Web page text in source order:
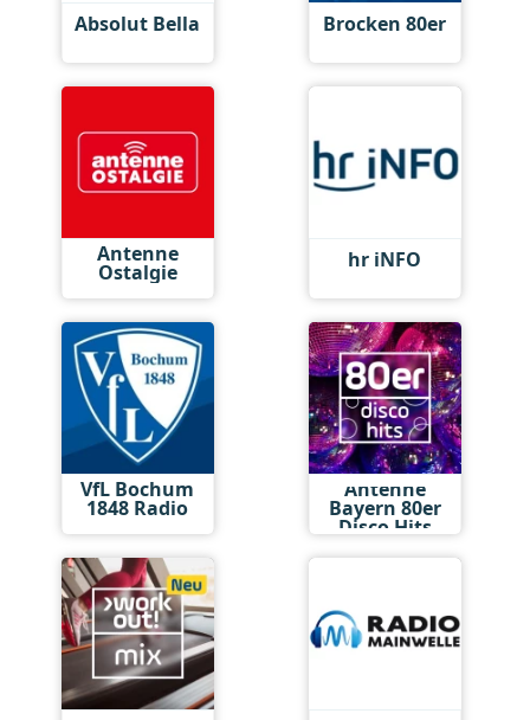
Absolut Bella Brocken 80er
Antenne
Ostalgie hr iNFO
VfL Bochum
1848 Radio
Antenne
Bayern 80er
Disco Hits